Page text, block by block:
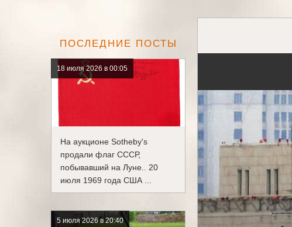
ПОСЛЕДНИЕ ПОСТЫ
18 июля 2026 в 00:05
На аукционе Sotheby's
продали флаг СССР,
побывавший на Луне.. 20
июля 1969 года США ...
5 июля 2026 в 20:40